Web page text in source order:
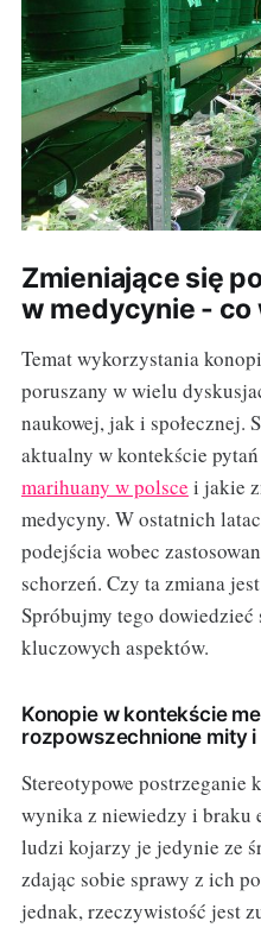
Zmieniające się
w medycynie -
Temat wykorzystania
poruszany w wielu
naukowej, jak i społecznej.
aktualny w kontekście
marihuany w polsce i jakie
medycyny. W ostatnich
podejścia wobec
schorzeń. Czy ta zmiana
Spróbujmy tego
kluczowych aspektów.
Konopie w kontekście
rozpowszechnione mity
Stereotypowe
wynika z niewiedzy i braku
ludzi kojarzy je jedynie ze
zdając sobie sprawy z ich
jednak, rzeczywistość jest